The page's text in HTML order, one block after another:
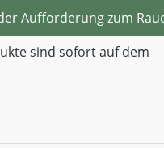
Aufforderung zum
sind sofort auf dem